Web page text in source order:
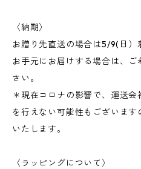
〈納期〉
お贈り先直送の場合は5/9(日）
お手元にお届けする場合は、
さい。
＊現在コロナの影響で、運送
を行えない可能性もございま
いたします。
〈ラッピングについて〉